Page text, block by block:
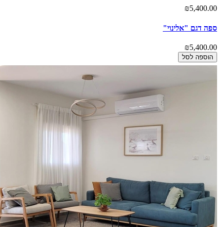
₪5,400.00
ספה דגם "אלינוי"
₪5,400.00
הוספה לסל